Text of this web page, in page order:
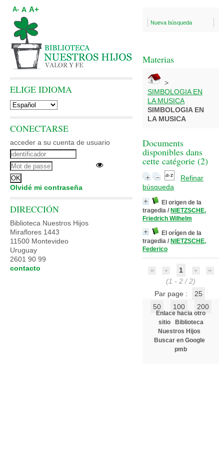
Nueva búsqueda
Materias
>
SIMBOLOGIA EN
LA MUSICA
SIMBOLOGIA EN
LA MUSICA
Documents
disponibles dans
cette catégorie (2)
Refinar
búsqueda
El origen de la
tragedia / NIETZSCHE,
Friedrich Wilhelm
El orígen de la
tragedia / NIETZSCHE,
Federico
1
(1 - 2 / 2)
Par page :
25
50
100 200
Enlace hacia otro
sitio
Biblioteca
Nuestros Hijos
Buscar en Google
pmb
A- A A+
ELIGE IDIOMA
CONECTARSE
acceder a su cuenta de usuario
Olvidé mi contraseña
DIRECCIÓN
Biblioteca Nuestros Hijos
Miraflores 1443
11500 Montevideo
Uruguay
2601 90 99
contacto